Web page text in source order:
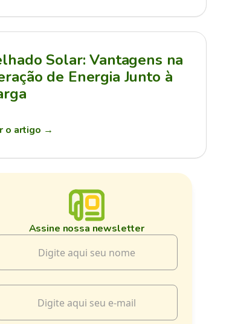
Solar: Vantagens na
de Energia Junto à
o artigo →
Assine nossa newsletter